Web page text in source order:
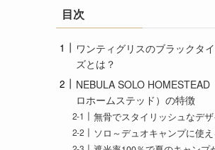
目次
ワンティグリスのブラックタ
ズとは？
NEBULA SOLO HOMESTEAD
ロホームステッド）の特徴
無骨でスタイリッシュなデ
ソロ～デュオキャンプに使